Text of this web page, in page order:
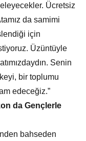
Ücretsiz
da samimi
için
Üzüntüyle
Senin
bir toplumu
edeceğiz.”
da Gençlerle
bahseden